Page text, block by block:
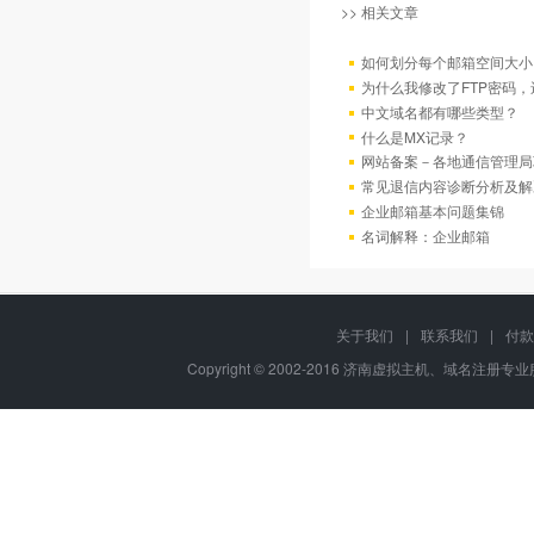
>> 相关文章
如何划分每个邮箱空间大
为什么我修改了FTP密码
中文域名都有哪些类型？
什么是MX记录？
网站备案－各地通信管理
常见退信内容诊断分析及
企业邮箱基本问题集锦
名词解释：企业邮箱
关于我们 | 联系我们 |
付
Copyright © 2002-2016 济南虚拟主机、域名注册专